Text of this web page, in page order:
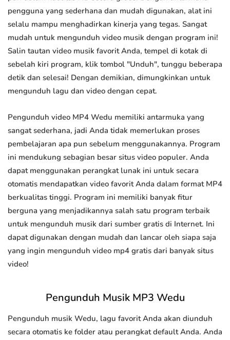
pengguna yang sederhana dan mudah digunakan, alat ini
selalu mampu menghadirkan kinerja yang tegas. Sangat
mudah untuk mengunduh video musik dengan program ini!
Salin tautan video musik favorit Anda, tempel di kotak di
sebelah kiri program, klik tombol "Unduh", tunggu beberapa
detik dan selesai! Dengan demikian, dimungkinkan untuk
mengunduh lagu dan video dengan cepat.
Pengunduh video MP4 Wedu memiliki antarmuka yang
sangat sederhana, jadi Anda tidak memerlukan proses
pembelajaran apa pun sebelum menggunakannya. Program
ini mendukung sebagian besar situs video populer. Anda
dapat menggunakan perangkat lunak ini untuk secara
otomatis mendapatkan video favorit Anda dalam format MP4
berkualitas tinggi. Program ini memiliki banyak fitur
berguna yang menjadikannya salah satu program terbaik
untuk mengunduh musik dari sumber gratis di Internet. Ini
dapat digunakan dengan mudah dan lancar oleh siapa saja
yang ingin mengunduh video mp4 gratis dari banyak situs
video!
Pengunduh Musik MP3 Wedu
Pengunduh musik Wedu, lagu favorit Anda akan diunduh
secara otomatis ke folder atau perangkat default Anda. Anda